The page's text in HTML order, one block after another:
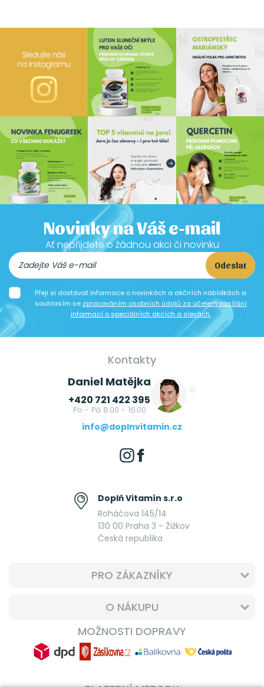
Novinky na Váš e-mail
Ať nepřijdete o žádnou akci či novinku
Odeslat
Přeji si dostávat informace o novinkách a akčních nabídkách a
souhlasím se zpracováním osobních údajů za účelem zasílání
informací o speciálních akcích a slevách.
Kontakty
Daniel Matějka
+420 721 422 395
Po - Pá 8:00 - 16:00
info@doplnvitamin.cz
Doplň Vitamín s.r.o
Roháčova 145/14
130 00 Praha 3 - Žižkov
Česká republika
PRO ZÁKAZNÍKY
O NÁKUPU
MOŽNOSTI DOPRAVY